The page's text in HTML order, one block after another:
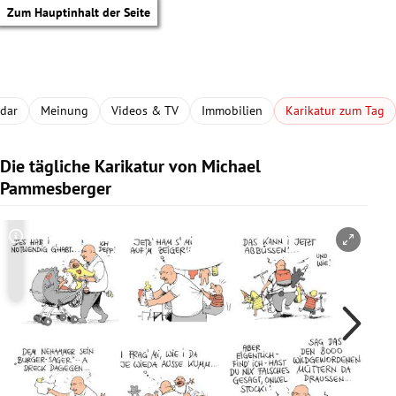
Zum Hauptinhalt der Seite
Untermenü
Meinung Videos & TV Immobilien Karikatur zum Tag
Die tägliche Karikatur von Michael
Pammesberger
Copyright-Hinweis öffnen/schließen